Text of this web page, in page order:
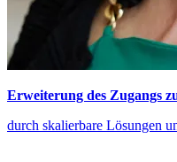
Erweiterung des Zugangs
durch skalierbare Lösungen